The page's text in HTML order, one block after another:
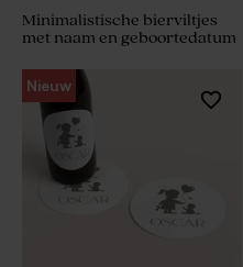
Minimalistische bierviltjes
met naam en geboortedatum
Nieuw